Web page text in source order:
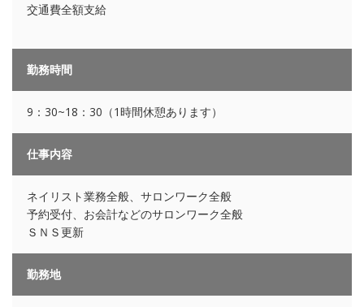
交通費全額支給
勤務時間
9：30~18：30（1時間休憩あります）
仕事内容
ネイリスト業務全般、サロンワーク全般
予約受付、お会計などのサロンワーク全般
ＳＮＳ更新
勤務地